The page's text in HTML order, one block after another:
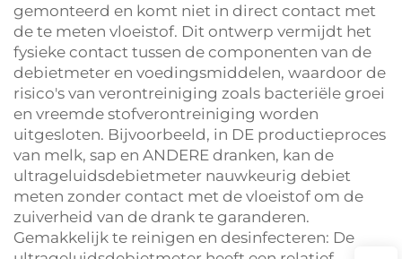
gemonteerd en komt niet in direct contact met
de te meten vloeistof. Dit ontwerp vermijdt het
fysieke contact tussen de componenten van de
debietmeter en voedingsmiddelen, waardoor de
risico's van verontreiniging zoals bacteriële groei
en vreemde stofverontreiniging worden
uitgesloten. Bijvoorbeeld, in DE productieproces
van melk, sap en ANDERE dranken, kan de
ultrageluidsdebietmeter nauwkeurig debiet
meten zonder contact met de vloeistof om de
zuiverheid van de drank te garanderen.
Gemakkelijk te reinigen en desinfecteren: De